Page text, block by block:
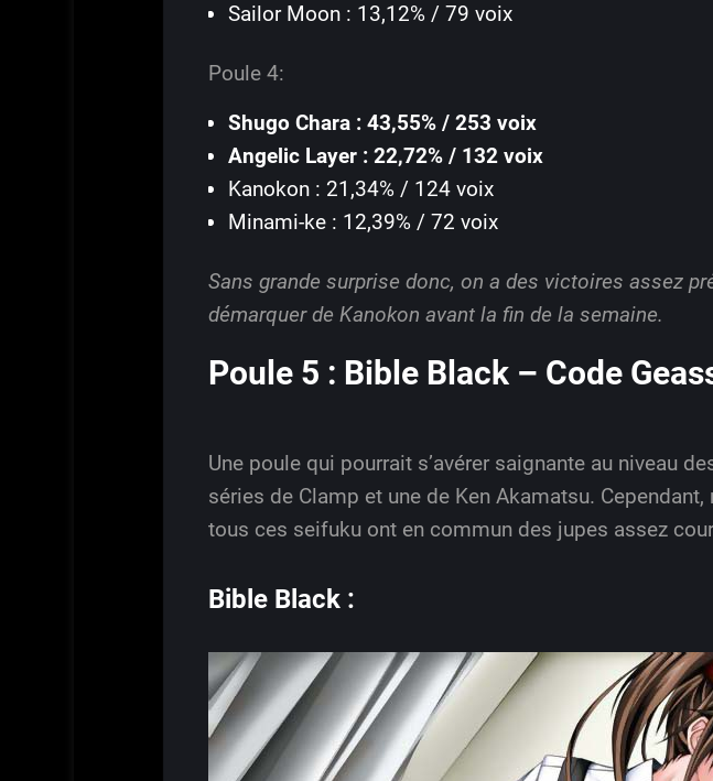
Sailor Moon : 13,12% / 79 voix
Poule 4:
Shugo Chara : 43,55% / 253 voix
Angelic Layer : 22,72% / 132 voix
Kanokon : 21,34% / 124 voix
Minami-ke : 12,39% / 72 voix
Sans grande surprise donc, on a des victoires assez
démarquer de Kanokon avant la fin de la semaine.
Poule 5 : Bible Black – Code
Une poule qui pourrait s’avérer saignante au niveau
séries de Clamp et une de Ken Akamatsu.
tous ces seifuku ont en commun des jupes assez
Bible Black :